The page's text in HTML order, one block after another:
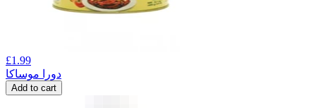
£1.99
دورا موساکا
Add to cart